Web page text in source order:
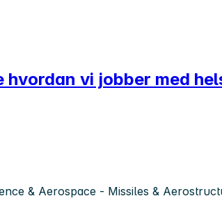
vi jobber med
& Aerospace - Missiles &